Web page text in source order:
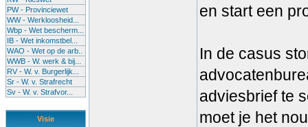
PW - Provinciewet
WW - Werkloosheid...
Wbp - Wet bescherm...
IB - Wet inkomstbel...
WAO - Wet op de arb..
WWB - W. werk & bij...
RV - W. v. Burgerlijk...
Sr - W. v. Strafrecht
Sv - W. v. Strafvor...
Visie
en start een
In de casus
adviesbrief te
moet je het